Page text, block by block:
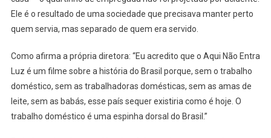
Ele é o resultado de uma sociedade que precisava manter perto
quem servia, mas separado de quem era servido.
Como afirma a própria diretora: “Eu acredito que o Aqui Não Entra
Luz é um filme sobre a história do Brasil porque, sem o trabalho
doméstico, sem as trabalhadoras domésticas, sem as amas de
leite, sem as babás, esse país sequer existiria como é hoje. O
trabalho doméstico é uma espinha dorsal do Brasil.”